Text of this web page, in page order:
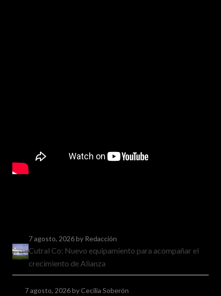
7 agosto, 2026by Redacción
Cutral Co: Nuevo equipamiento para acompañar el
crecimiento de Alianza
7 agosto, 2026by Cecilia Soberón